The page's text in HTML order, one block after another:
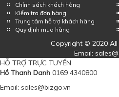
Chính sách khách hàng
Kiểm tra đơn hàng
Trung tâm hỗ trợ khách hàng
Quy định mua hàng
Copyright © 2020 All
Email:
HỖ TRỢ TRỰC TUYẾN
Hồ Thanh Danh 0169 4340800
Email: sales@bizgo.vn